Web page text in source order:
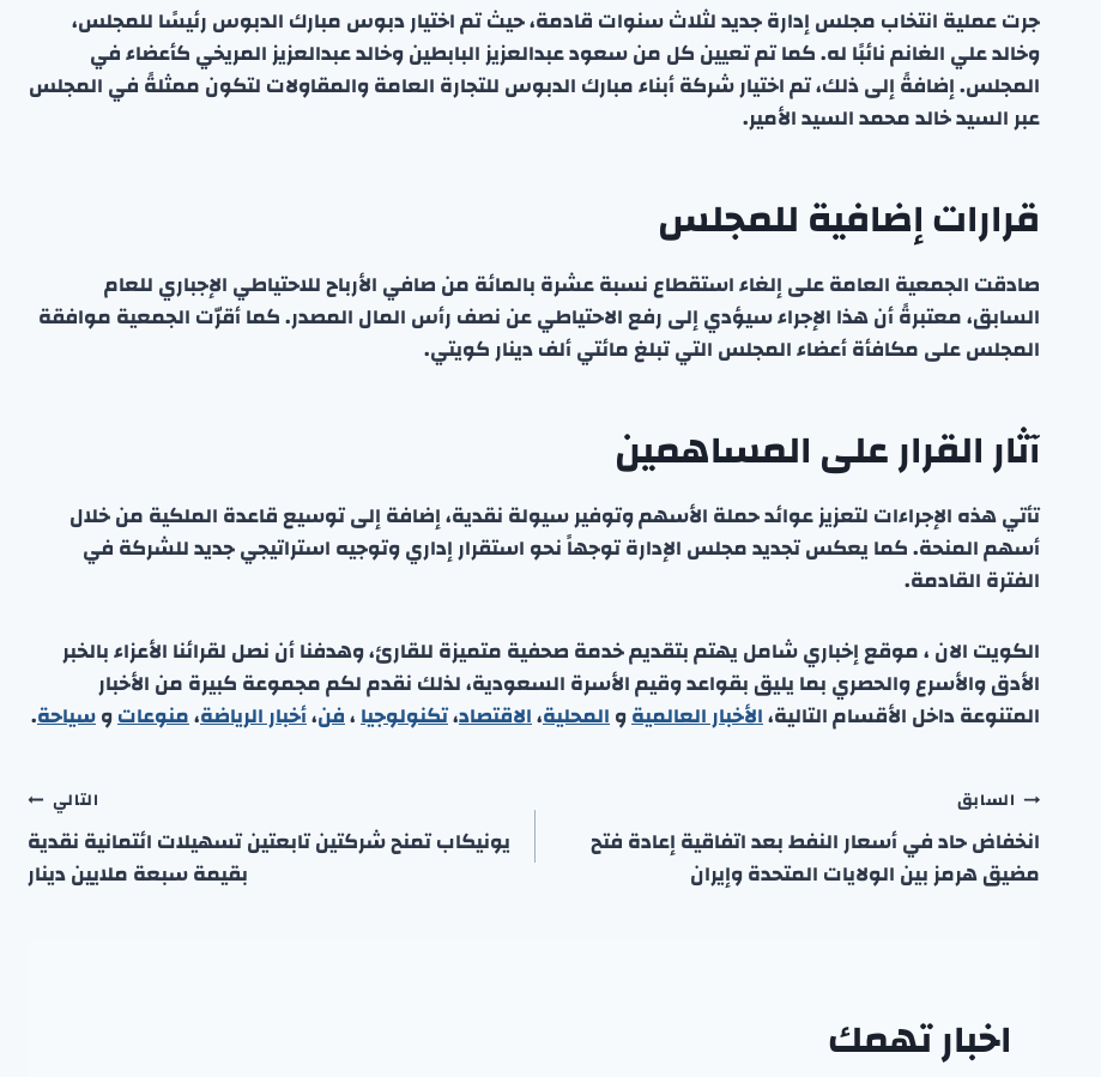
جرت عملية انتخاب مجلس إدارة جديد لثلاث سنوات قادمة، حيث تم اختيار دبوس مبارك الدبوس رئيسًا للمجلس،
وخالد علي الغانم نائبًا له. كما تم تعيين كل من سعود عبدالعزيز البابطين وخالد عبدالعزيز المريخي كأعضاء في
المجلس. إضافةً إلى ذلك، تم اختيار شركة أبناء مبارك الدبوس للتجارة العامة والمقاولات لتكون ممثلةً في المجلس
عبر السيد خالد محمد السيد الأمير.
قرارات إضافية للمجلس
صادقت الجمعية العامة على إلغاء استقطاع نسبة عشرة بالمائة من صافي الأرباح للاحتياطي الإجباري للعام
السابق، معتبرةً أن هذا الإجراء سيؤدي إلى رفع الاحتياطي عن نصف رأس المال المصدر. كما أقرّت الجمعية موافقة
المجلس على مكافأة أعضاء المجلس التي تبلغ مائتي ألف دينار كويتي.
آثار القرار على المساهمين
تأتي هذه الإجراءات لتعزيز عوائد حملة الأسهم وتوفير سيولة نقدية، إضافة إلى توسيع قاعدة الملكية من خلال
أسهم المنحة. كما يعكس تجديد مجلس الإدارة توجهاً نحو استقرار إداري وتوجيه استراتيجي جديد للشركة في
الفترة القادمة.
الكويت الان ، موقع إخباري شامل يهتم بتقديم خدمة صحفية متميزة للقارئ، وهدفنا أن نصل لقرائنا الأعزاء بالخبر
الأدق والأسرع والحصري بما يليق بقواعد وقيم الأسرة السعودية، لذلك نقدم لكم مجموعة كبيرة من الأخبار
المتنوعة داخل الأقسام التالية،الأخبار العالميةوالمحلية،الاقتصاد،تكنولوجيا،فن،أخبار الرياضة،منوعاتوسياحة.
تصفّح
المقالات
السابق
انخفاض حاد في أسعار النفط بعد اتفاقية إعادة فتح
مضيق هرمز بين الولايات المتحدة وإيران
التالي
يونيكاب تمنح شركتين تابعتين تسهيلات ائتمانية نقدية
بقيمة سبعة ملايين دينار
اخبار تهمك